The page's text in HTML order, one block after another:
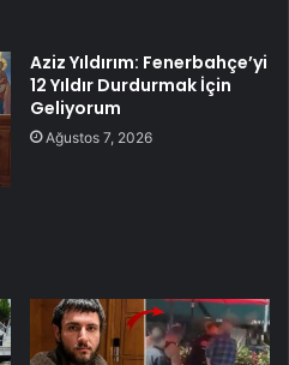
Aziz Yıldırım: Fenerbahçe’yi
12 Yıldır Durdurmak İçin
Geliyorum
Ağustos 7, 2026